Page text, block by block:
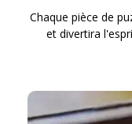
Chaque pièce de
et divertira